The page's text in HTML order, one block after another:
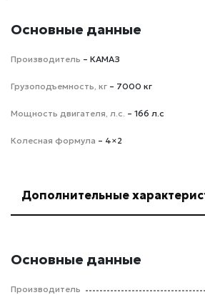
Основные данные
Производитель – КАМАЗ
Грузоподъемность, кг – 7000 кг
Мощность двигателя, л.с. – 166 л.с
Колесная формула – 4×2
Дополнительные
Основные данные
Производитель